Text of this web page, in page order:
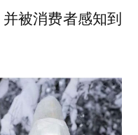
被消费者感知到